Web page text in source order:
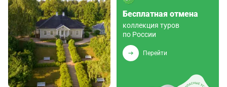
Бесплатная отмена
коллекция туров
по России
Перейти